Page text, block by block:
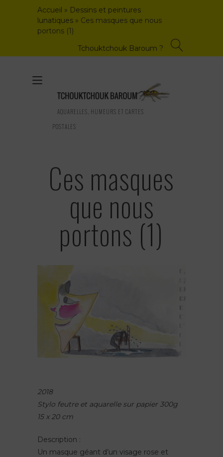
Accueil » Dessins et peintures
lunatiques » Ces masques que nous
portons (1)
Tchouktchouk Baroum ?
AQUARELLES, HUMEURS ET CARTES
POSTALES
Toggle
navigation
Ces masques
que nous
portons (1)
2018
Stylo feutre et aquarelle sur papier 300g
15 x 20 cm
Description :
Un masque géant d’un visage rose et